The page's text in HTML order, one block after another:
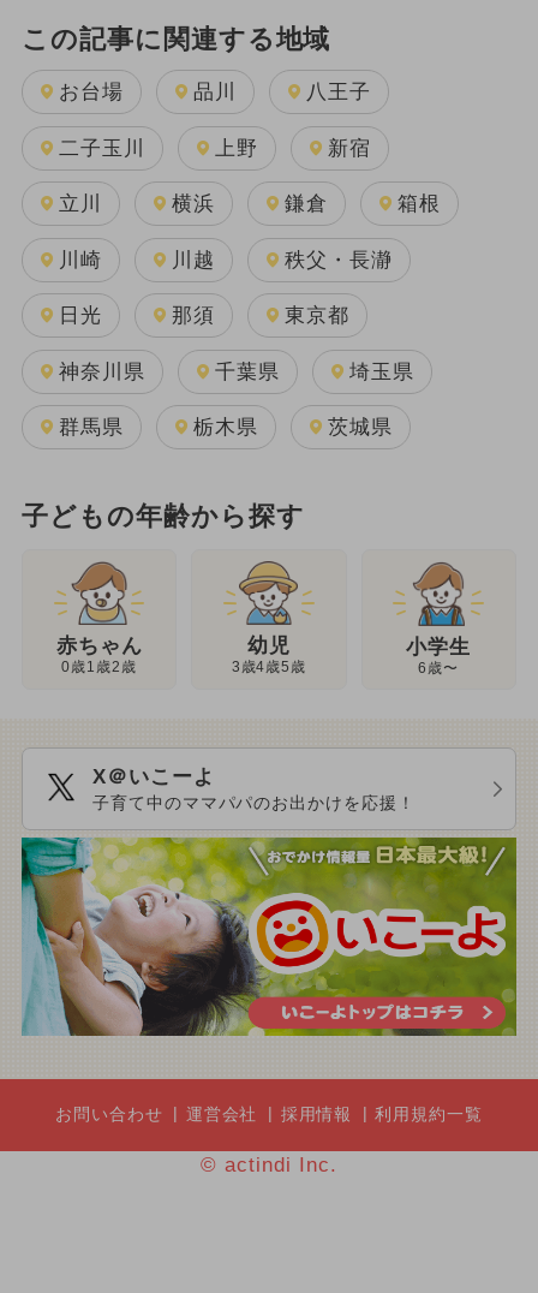
この記事に関連する地域
お台場 品川 八王子
二子玉川 上野 新宿
立川 横浜 鎌倉 箱根
川崎 川越 秩父・長瀞
日光 那須 東京都
神奈川県 千葉県 埼玉県
群馬県 栃木県 茨城県
子どもの年齢から探す
赤ちゃん
0歳1歳2歳
幼児
3歳4歳5歳
小学生
6歳〜
X＠いこーよ
子育て中のママパパのお出かけを応援！
お問い合わせ 運営会社 採用情報 利用規約一覧
© actindi Inc.